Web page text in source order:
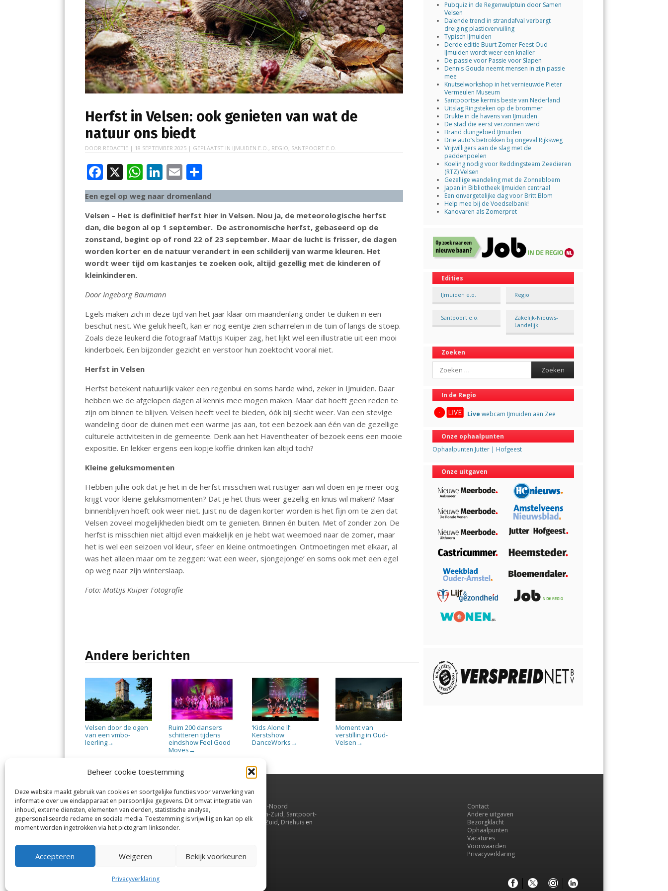
Beheer cookie toestemming
Deze website maakt gebruik van cookies en soortgelijke functies voor verwerking van
informatie over uw eindapparaat en persoonlijke gegevens. Dit omvat integratie van
inhoud, externe diensten, elementen van derden, statistische analyse,
gepersonaliseerde reclame en sociale media. Toestemming is vrijwillig en kan op elk
moment worden ingetrokken via het pictogram linksonder.
Accepteren Weigeren Bekijk voorkeuren
Privacyverklaring
Herfst in Velsen: ook genieten van wat de
natuur ons biedt
DOOR REDACTIE | 18 SEPTEMBER 2025 | GEPLAATST IN IJMUIDEN E.O., REGIO, SANTPOORT E.O.
F
ac
e
b
o
o
k
X W
h
at
s
A
p
p
Li
n
k
e
dI
n
E
m
ai
l
el
e
n
Een egel op weg naar dromenland
Velsen – Het is definitief herfst hier in Velsen. Nou ja, de meteorologische herfst
dan, die begon al op 1 september. De astronomische herfst, gebaseerd op de
zonstand, begint op of rond 22 of 23 september. Maar de lucht is frisser, de dagen
worden korter en de natuur verandert in een schilderij van warme kleuren. Het
wordt weer tijd om kastanjes te zoeken ook, altijd gezellig met de kinderen of
kleinkinderen.
Door Ingeborg Baumann
Egels maken zich in deze tijd van het jaar klaar om maandenlang onder te duiken in een
beschut nest. Wie geluk heeft, kan er nog eentje zien scharrelen in de tuin of langs de stoep.
Zoals deze leukerd die fotograaf Mattijs Kuiper zag, het lijkt wel een illustratie uit een mooi
kinderboek. Een bijzonder gezicht en verstoor hun zoektocht vooral niet.
Herfst in Velsen
Herfst betekent natuurlijk vaker een regenbui en soms harde wind, zeker in IJmuiden. Daar
hebben we de afgelopen dagen al kennis mee mogen maken. Maar dat hoeft geen reden te
zijn om binnen te blijven. Velsen heeft veel te bieden, óók bij slecht weer. Van een stevige
wandeling door de duinen met een warme jas aan, tot een bezoek aan één van de gezellige
culturele activiteiten in de gemeente. Denk aan het Haventheater of bezoek eens een mooie
expositie. En lekker ergens een kopje koffie drinken kan altijd toch?
Kleine geluksmomenten
Hebben jullie ook dat je het in de herfst misschien wat rustiger aan wil doen en je meer oog
krijgt voor kleine geluksmomenten? Dat je het thuis weer gezellig en knus wil maken? Maar
binnenblijven hoeft ook weer niet. Juist nu de dagen korter worden is het fijn om te zien dat
Velsen zoveel mogelijkheden biedt om te genieten. Binnen én buiten. Met of zonder zon. De
herfst is misschien niet altijd even makkelijk en je hebt wat weemoed naar de zomer, maar
het is wel een seizoen vol kleur, sfeer en kleine ontmoetingen. Ontmoetingen met elkaar, al
was het alleen maar om te zeggen: ‘wat een weer, sjongejonge’ en soms ook met een egel
op weg naar zijn winterslaap.
Foto: Mattijs Kuiper Fotografie
Andere berichten
Velsen door de ogen
van een vmbo-
leerling→
Ruim 200 dansers
schitteren tijdens
eindshow Feel Good
Moves →
‘Kids Alone ll’:
Kerstshow
DanceWorks →
Moment van
verstilling in Oud-
Velsen →
Pubquiz in de Regenwulptuin door Samen
Velsen
Dalende trend in strandafval verbergt
dreiging plasticvervuiling
Typisch IJmuiden
Derde editie Buurt Zomer Feest Oud-
IJmuiden wordt weer een knaller
De passie voor Passie voor Slapen
Dennis Gouda neemt mensen in zijn passie
mee
Knutselworkshop in het vernieuwde Pieter
Vermeulen Museum
Santpoortse kermis beste van Nederland
Uitslag Ringsteken op de brommer
Drukte in de havens van IJmuiden
De stad die eerst verzonnen werd
Brand duingebied IJmuiden
Drie auto’s betrokken bij ongeval Rijksweg
Vrijwilligers aan de slag met de
paddenpoelen
Koeling nodig voor Reddingsteam Zeedieren
(RTZ) Velsen
Gezellige wandeling met de Zonnebloem
Japan in Bibliotheek IJmuiden centraal
Een onvergetelijke dag voor Britt Blom
Help mee bij de Voedselbank!
Kanovaren als Zomerpret
Edities
IJmuiden e.o. Regio
Santpoort e.o.
Zakelijk-Nieuws-
Landelijk
Zoeken
Search
In de Regio
Live webcam IJmuiden aan Zee
Onze ophaalpunten
Ophaalpunten Jutter | Hofgeest
Onze uitgaven
Jutter | Hofgeest
Margadantstraat 34
1976 DN IJmuiden
0255-533900
IJmuiden,
Velsen-Noord
Velserbroek
,Velsen-Zuid, Santpoort-
Noord, Santpoort-Zuid, Driehuisen
Contact
Andere uitgaven
Bezorgklacht
Ophaalpunten
Vacatures
Voorwaarden
Privacyverklaring
© Kennemerland Pers B.V. Menu